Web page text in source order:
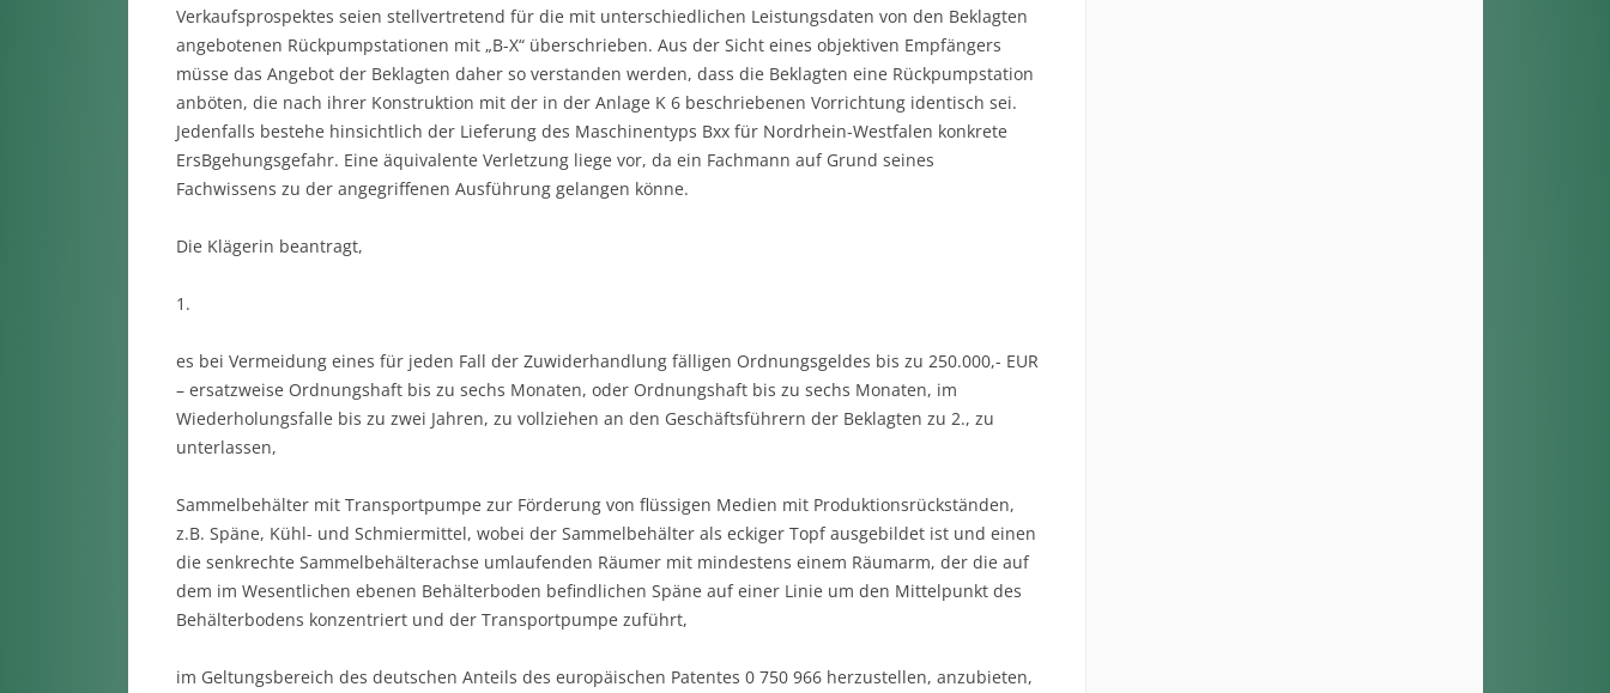
Verkaufsprospektes seien stellvertretend für die mit unter­schiedlichen Leistungsdaten von den Beklagten
angebotenen Rückpumpsta­tionen mit „B-X“ überschrieben. Aus der Sicht eines objektiven Empfän­gers
müsse das Angebot der Beklagten daher so verstanden werden, dass die Beklagten eine Rückpumpstation
anböten, die nach ihrer Konstruktion mit der in der Anlage K 6 beschriebenen Vorrichtung identisch sei.
Jedenfalls bestehe hinsichtlich der Lieferung des Maschinentyps Bxx für Nord­rhein-Westfalen konkrete
ErsBgehungs­gefahr. Eine äquivalente Verletzung liege vor, da ein Fachmann auf Grund seines
Fachwissens zu der angegriffenen Ausführung gelangen könne.
Die Klägerin beantragt,
1.
es bei Vermeidung eines für jeden Fall der Zuwiderhandlung fälli­gen Ordnungsgeldes bis zu 250.000,- EUR
– ersatzweise Ord­nungshaft bis zu sechs Monaten, oder Ordnungshaft bis zu sechs Monaten, im
Wiederholungsfalle bis zu zwei Jahren, zu vollziehen an den Geschäftsführern der Beklagten zu 2., zu
unterlassen,
Sammelbehälter mit Transportpumpe zur Förderung von flüssigen Medien mit Produktionsrückständen,
z.B. Späne, Kühl- und Schmiermittel, wobei der Sammelbehälter als eckiger Topf ausge­bildet ist und einen
die senkrechte Sammelbehälterachse umlau­fenden Räumer mit mindestens einem Räumarm, der die auf
dem im Wesentlichen ebenen Behälterboden befindlichen Späne auf einer Linie um den Mittelpunkt des
Behälterbodens konzentriert und der Transportpumpe zuführt,
im Geltungsbereich des deutschen Anteils des europäischen Pa­tentes 0 750 966 herzustellen, anzubieten,